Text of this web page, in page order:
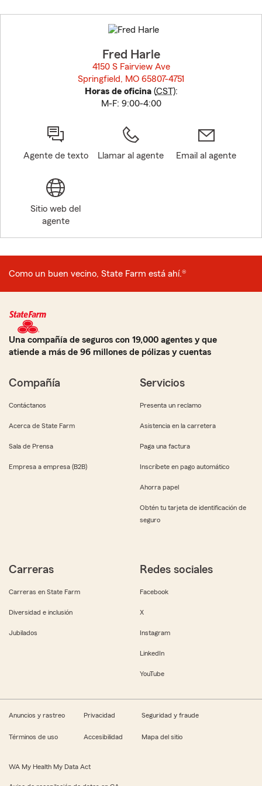
to
before
Fred Harle
4150 S Fairview Ave
Springfield, MO 65807-4751
Horas de oficina(CST):
M-F: 9:00-4:00
Agente de texto Llamar al agente Email al agente
Sitio web del
agente
Como un buen vecino, State Farm está ahí.®
Una compañía de seguros con 19,000 agentes y que
atiende a más de 96 millones de pólizas y cuentas
Compañía
Contáctanos
Acerca de State Farm
Sala de Prensa
Empresa a empresa (B2B)
Servicios
Presenta un reclamo
Asistencia en la carretera
Paga una factura
Inscríbete en pago automático
Ahorra papel
Obtén tu tarjeta de identificación de
seguro
Carreras
Carreras en State Farm
Diversidad e inclusión
Jubilados
Redes sociales
Facebook
X
Instagram
LinkedIn
YouTube
Anuncios y rastreo Privacidad Seguridad y fraude
Términos de uso Accesibilidad Mapa del sitio
WA My Health My Data Act